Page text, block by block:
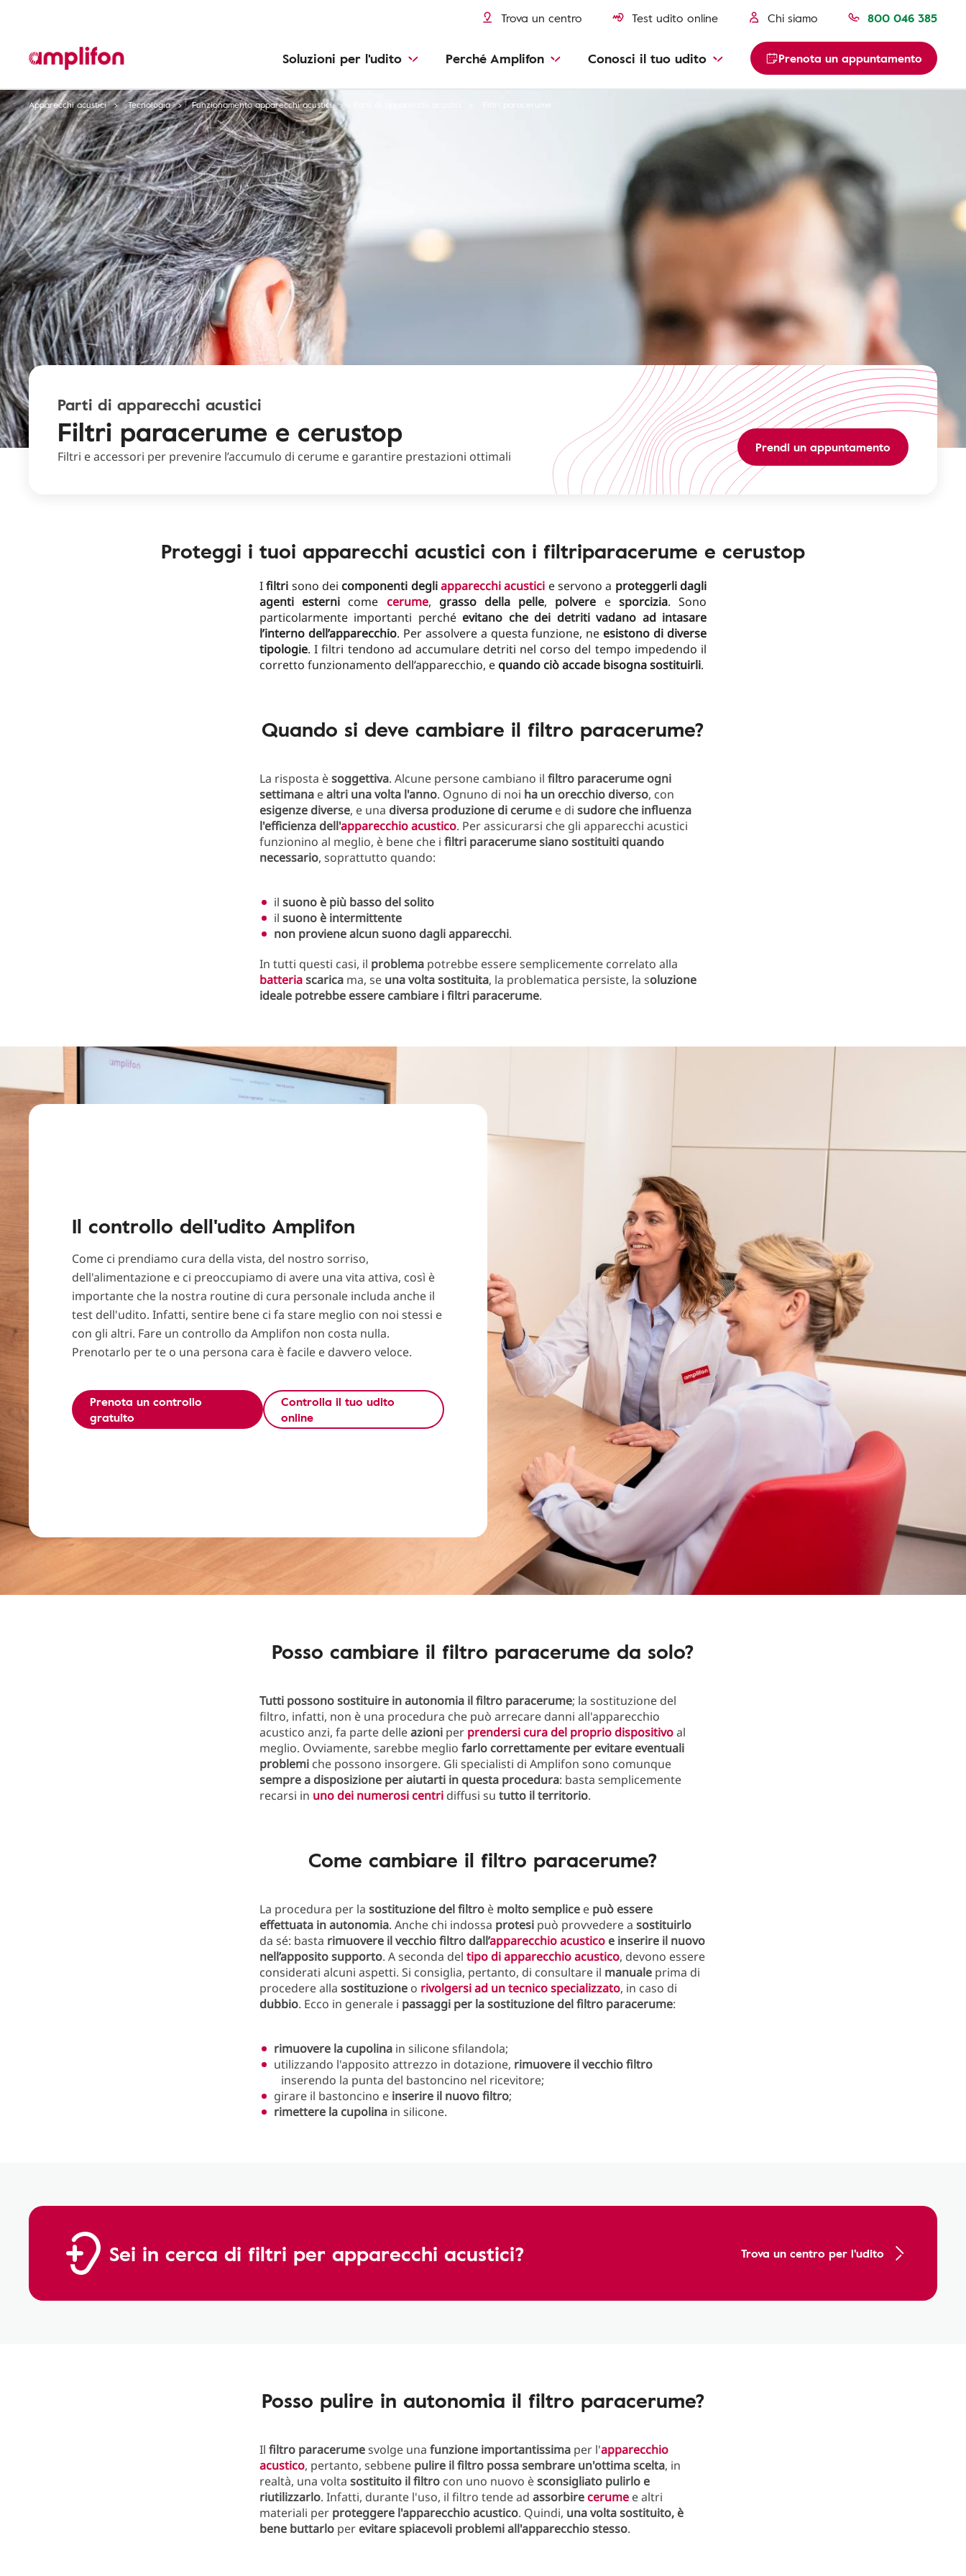
Trova un centro Test udito online Chi siamo 800 046 385
Soluzioni per l'udito Perché Amplifon Conosci il tuo udito Prenota un appuntamento
Apparecchi acustici Tecnologia Funzionamento apparecchi acustici
Parti di apparecchi acustici
Filtri paracerume e cerustop
Filtri e accessori per prevenire l’accumulo di cerume e garantire prestazioni ottimali
Prendi un appuntamento
Proteggi i tuoi apparecchi acustici con i filtriparacerume e cerustop
Ifiltri sono dei componenti degliapparecchi acustici e servono a proteggerli dagli
agenti esterni come cerume, grasso della pelle, polvere e sporcizia. Sono
particolarmente importanti perché evitano che dei detriti vadano ad intasare
l’interno dell’apparecchio. Per assolvere a questa funzione, ne esistono di diverse
tipologie. I filtri tendono ad accumulare detriti nel corso del tempo impedendo il
corretto funzionamento dell’apparecchio, equando ciò accade bisogna sostituirli.
Quando si deve cambiare il filtro paracerume?
La risposta èsoggettiva. Alcune persone cambiano il filtro paracerume ogni
settimana ealtri una volta l'anno. Ognuno di noi ha un orecchio diverso, con
esigenze diverse, e una diversa produzione di cerume e di sudore che influenza
l'efficienza dell'apparecchio acustico. Per assicurarsi che gli apparecchi acustici
funzionino al meglio, è bene che i filtri paracerume siano sostituiti quando
necessario, soprattutto quando:
il suono è più basso del solito
il suono è intermittente
non proviene alcun suono dagli apparecchi.
In tutti questi casi, il problema potrebbe essere semplicemente correlato alla
batteriascarica ma, se una volta sostituita, la problematica persiste, la soluzione
ideale potrebbe essere cambiare i filtri paracerume.
Il controllo dell'udito Amplifon
Come ci prendiamo cura della vista, del nostro sorriso,
dell'alimentazione e ci preoccupiamo di avere una vita attiva, così è
importante che la nostra routine di cura personale includa anche il
test dell'udito. Infatti, sentire bene ci fa stare meglio con noi stessi e
con gli altri. Fare un controllo da Amplifon non costa nulla.
Prenotarlo per te o una persona cara è facile e davvero veloce.
Prenota un controllo
gratuito
Controlla il tuo udito
online
Posso cambiare il filtro paracerume da solo?
Tutti possono sostituire in autonomia il filtro paracerume; la sostituzione del
filtro, infatti, non è una procedura che può arrecare danni all'apparecchio
acustico anzi, fa parte delleazioni per prendersi cura del proprio dispositivoal
meglio. Ovviamente, sarebbe meglio farlo correttamente per evitare eventuali
problemi che possono insorgere. Gli specialisti di Amplifon sono comunque
sempre a disposizione per aiutarti in questa procedura: basta semplicemente
recarsi in uno dei numerosi centri diffusi su tutto il territorio.
Come cambiare il filtro paracerume?
La procedura per la sostituzione del filtro è molto semplice e può essere
effettuata in autonomia. Anche chi indossa protesi può provvedere a sostituirlo
da sé: basta rimuovere il vecchio filtro dall’apparecchio acustico e inserire il nuovo
nell’apposito supporto. A seconda del tipo di apparecchio acustico, devono essere
considerati alcuni aspetti. Si consiglia, pertanto, di consultare il manuale prima di
procedere alla sostituzione o rivolgersi ad un tecnico specializzato, in caso di
dubbio. Ecco in generale i passaggi per la sostituzione del filtro paracerume:
rimuovere la cupolina in silicone sfilandola;
utilizzando l'apposito attrezzo in dotazione, rimuovere il vecchio filtro
inserendo la punta del bastoncino nel ricevitore;
girare il bastoncino e inserire il nuovo filtro;
rimettere la cupolina in silicone.
Sei in cerca di filtri per apparecchi acustici? Trova un centro per l'udito
Posso pulire in autonomia il filtro paracerume?
Il filtro paracerumesvolge una funzione importantissima per l'apparecchio
acustico, pertanto, sebbene pulire il filtro possa sembrare un'ottima scelta, in
realtà, una volta sostituito il filtro con uno nuovo èsconsigliato pulirlo e
riutilizzarlo. Infatti, durante l'uso, il filtro tende ad assorbirecerume e altri
materiali per proteggere l'apparecchio acustico. Quindi, una volta sostituito, è
bene buttarlo per evitare spiacevoli problemi all'apparecchio stesso.